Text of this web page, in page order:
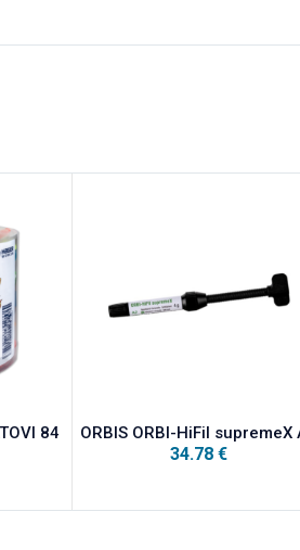
84
ORBIS ORBI-HiFil supremeX
34.78 €